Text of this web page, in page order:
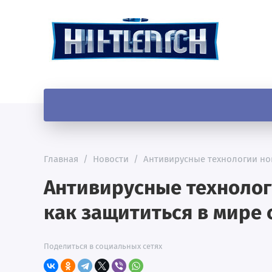
Главная / Новости / Антивирусные технологии
Антивирусные
как защититься в мире
Поделиться в социальных сетях